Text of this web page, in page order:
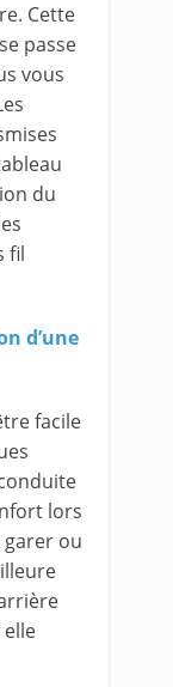
Cette
passe
vous
du
fil
d’une
facile
lors
ou